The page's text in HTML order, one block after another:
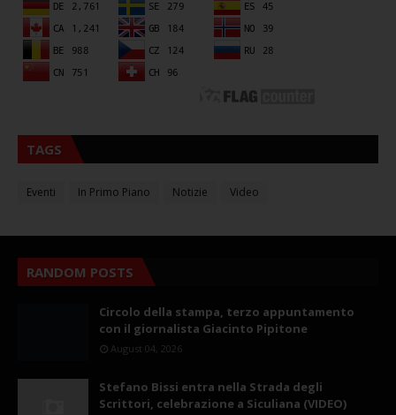
TAGS
Eventi In Primo Piano Notizie Video
RANDOM POSTS
Circolo della stampa, terzo appuntamento
con il giornalista Giacinto Pipitone
August 04, 2026
Stefano Bissi entra nella Strada degli
Scrittori, celebrazione a Siculiana (VIDEO)